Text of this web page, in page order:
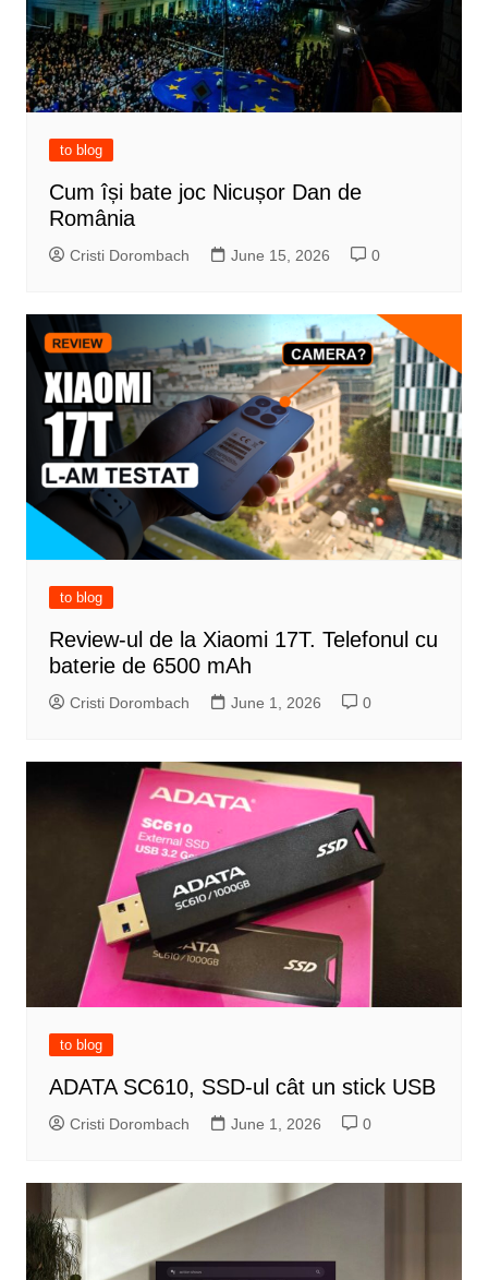
to blog
Cum își bate joc Nicușor Dan de
România
Cristi Dorombach June 15, 2026 0
to blog
Review-ul de la Xiaomi 17T. Telefonul cu
baterie de 6500 mAh
Cristi Dorombach June 1, 2026 0
to blog
ADATA SC610, SSD-ul cât un stick USB
Cristi Dorombach June 1, 2026 0